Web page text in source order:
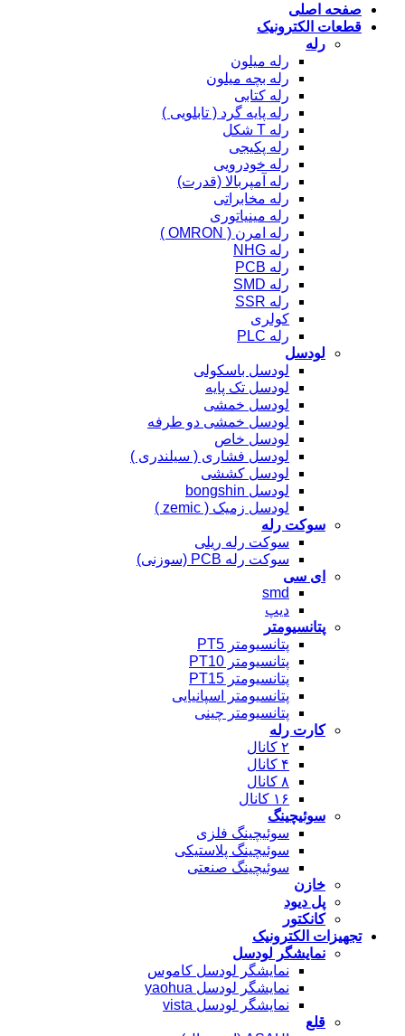
صفحه اصلی
قطعات الکترونیک
رله
رله میلون
رله بچه میلون
رله کتابی
رله پایه گرد ( تابلویی )
رله T شکل
رله پکیجی
رله خودرویی
رله آمپربالا (قدرت)
رله مخابراتی
رله مینیاتوری
رله امرن ( OMRON )
رله NHG
رله PCB
رله SMD
رله SSR
کولری
رله PLC
لودسل
لودسل باسکولی
لودسل تک پایه
لودسل خمشی
لودسل خمشی دو طرفه
لودسل خاص
لودسل فشاری ( سیلندری )
لودسل کششی
لودسل bongshin
لودسل زمیک ( zemic )
سوکت رله
سوکت رله ریلی
سوکت رله PCB (سوزنی)
ای سی
smd
دیپ
پتانسیومتر
پتانسیومتر PT5
پتانسیومتر PT10
پتانسیومتر PT15
پتانسیومتر اسپانیایی
پتانسیومتر چینی
کارت رله
۲ کانال
۴ کانال
۸ کانال
۱۶ کانال
سوئیچینگ
سوئیچینگ فلزی
سوئیچینگ پلاستیکی
سوئیچینگ صنعتی
خازن
پل دیود
کانکتور
تجهیزات الکترونیک
نمایشگر لودسل
نمایشگر لودسل کاموس
نمایشگر لودسل yaohua
نمایشگر لودسل vista
قلع